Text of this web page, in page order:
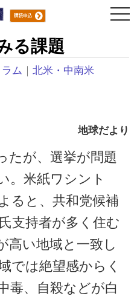
る課題
ラム ｜北米・中南米
地球だより
たが、選挙が問題
。米紙ワシント
ると、共和党候補
支持者が多く住む
高い地域と一致し
では絶望感からく
毒、自殺などが白